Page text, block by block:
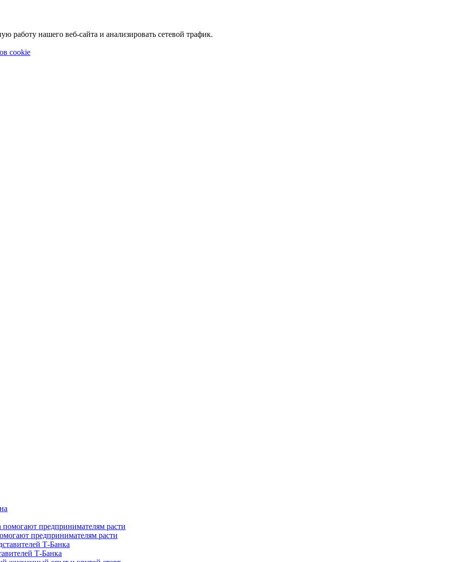
работу нашего веб-сайта и анализировать сетевой трафик.
cookie
предпринимателям расти
Т-Банка